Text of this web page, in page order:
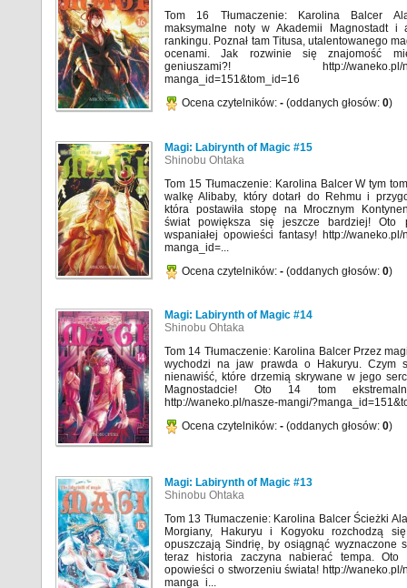
Tom 16 Tłumaczenie: Karolina Balcer
maksymalne noty w Akademii Magnostadt i
rankingu. Poznał tam Titusa, utalentowanego
ocenami. Jak rozwinie się znajomość
geniuszami?! http://waneko.pl/
manga_id=151&tom_id=16
Ocena czytelników: - (oddanych głosów: 0)
Magi: Labirynth of Magic #15
Shinobu Ohtaka
Tom 15 Tłumaczenie: Karolina Balcer W tym
walkę Alibaby, który dotarł do Rehmu i
która postawiła stopę na Mrocznym
świat powiększa się jeszcze bardziej! Oto
wspaniałej opowieści fantasy! http://waneko.pl/
manga_id=...
Ocena czytelników: - (oddanych głosów: 0)
Magi: Labirynth of Magic #14
Shinobu Ohtaka
Tom 14 Tłumaczenie: Karolina Balcer Przez
wychodzi na jaw prawda o Hakuryu. Czym
nienawiść, które drzemią skrywane w jego
Magnostadcie! Oto 14 tom
http://waneko.pl/nasze-mangi/
Ocena czytelników: - (oddanych głosów: 0)
Magi: Labirynth of Magic #13
Shinobu Ohtaka
Tom 13 Tłumaczenie: Karolina Balcer Ścieżki
Morgiany, Hakuryu i Kogyoku rozchodzą
opuszczają Sindrię, by osiągnąć wyznaczone
teraz historia zaczyna nabierać tempa. Oto
opowieści o stworzeniu świata! http://waneko.pl/
manga_i...